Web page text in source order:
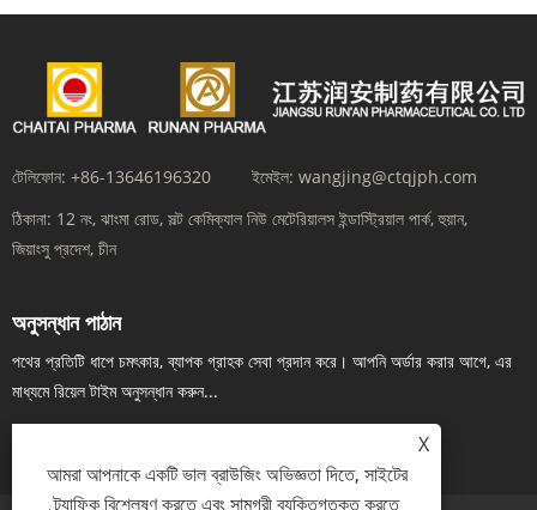
টেলিফোন: +86-13646196320 ইমেইল: wangjing@ctqjph.com
ঠিকানা: 12 নং, ঝাংমা রোড, সল্ট কেমিক্যাল নিউ মেটেরিয়ালস ইন্ডাস্ট্রিয়াল পার্ক, হুয়ান,
জিয়াংসু প্রদেশ, চীন
অনুসন্ধান পাঠান
পথের প্রতিটি ধাপে চমৎকার, ব্যাপক গ্রাহক সেবা প্রদান করে। আপনি অর্ডার করার আগে, এর
মাধ্যমে রিয়েল টাইম অনুসন্ধান করুন...
X
আমরা আপনাকে একটি ভাল ব্রাউজিং অভিজ্ঞতা দিতে, সাইটের
ট্র্যাফিক বিশ্লেষণ করতে এবং সামগ্রী ব্যক্তিগতকৃত করতে